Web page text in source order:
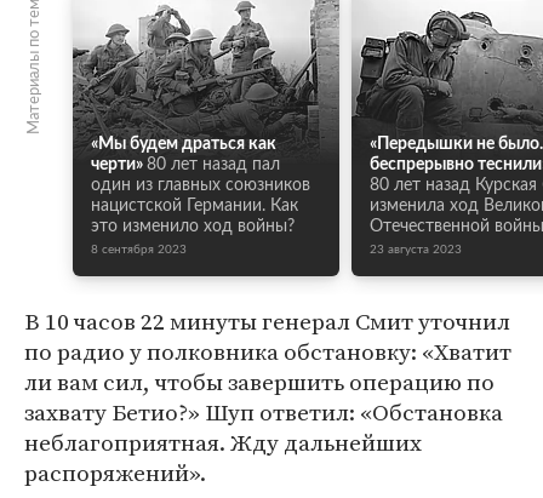
Материалы по теме
«Мы будем драться как
черти» 80 лет назад пал
один из главных союзников
нацистской Германии. Как
это изменило ход войны?
8 сентября 2023
«Передышки не было.
беспрерывно
80 лет назад Курская
изменила ход
Отечественной войны
23 августа 2023
В 10 часов 22 минуты генерал Смит уточнил
по радио у полковника обстановку: «Хватит
ли вам сил, чтобы завершить операцию по
захвату Бетио?» Шуп ответил: «Обстановка
неблагоприятная. Жду дальнейших
распоряжений».